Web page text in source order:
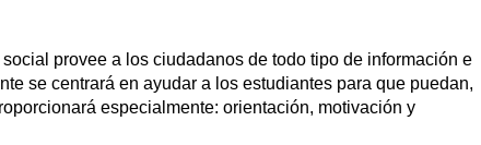
provee a los ciudadanos de todo tipo de información e
se centrará en ayudar a los estudiantes para que puedan,
especialmente: orientación, motivación y